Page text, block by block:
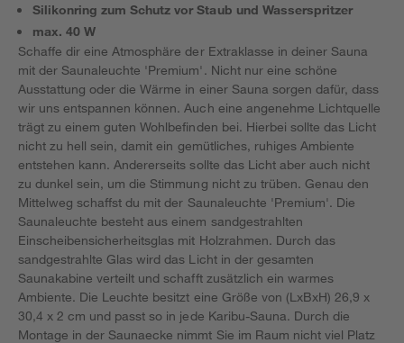
Silikonring zum Schutz vor Staub und Wasserspritzer
max. 40 W
Schaffe dir eine Atmosphäre der Extraklasse in deiner Sauna
mit der Saunaleuchte 'Premium'. Nicht nur eine schöne
Ausstattung oder die Wärme in einer Sauna sorgen dafür, dass
wir uns entspannen können. Auch eine angenehme Lichtquelle
trägt zu einem guten Wohlbefinden bei. Hierbei sollte das Licht
nicht zu hell sein, damit ein gemütliches, ruhiges Ambiente
entstehen kann. Andererseits sollte das Licht aber auch nicht
zu dunkel sein, um die Stimmung nicht zu trüben. Genau den
Mittelweg schaffst du mit der Saunaleuchte 'Premium'. Die
Saunaleuchte besteht aus einem sandgestrahlten
Einscheibensicherheitsglas mit Holzrahmen. Durch das
sandgestrahlte Glas wird das Licht in der gesamten
Saunakabine verteilt und schafft zusätzlich ein warmes
Ambiente. Die Leuchte besitzt eine Größe von (LxBxH) 26,9 x
30,4 x 2 cm und passt so in jede Karibu-Sauna. Durch die
Montage in der Saunaecke nimmt Sie im Raum nicht viel Platz